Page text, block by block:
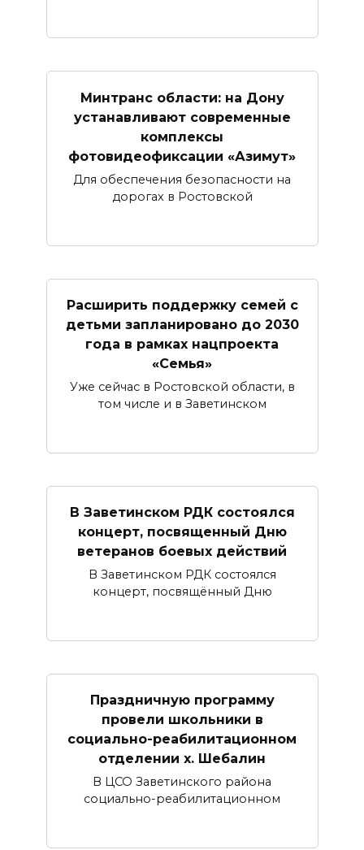
Минтранс области: на Дону
устанавливают современные
комплексы
фотовидеофиксации «Азимут»
Для обеспечения безопасности на
дорогах в Ростовской
Расширить поддержку семей с
детьми запланировано до 2030
года в рамках нацпроекта
«Семья»
Уже сейчас в Ростовской области, в
том числе и в Заветинском
В Заветинском РДК состоялся
концерт, посвященный Дню
ветеранов боевых действий
В Заветинском РДК состоялся
концерт, посвящённый Дню
Праздничную программу
провели школьники в
социально-реабилитационном
отделении х. Шебалин
В ЦСО Заветинского района
социально-реабилитационном